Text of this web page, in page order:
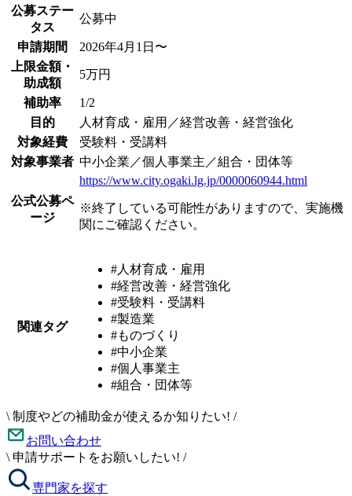
公募ステー
タス
公募中
申請期間
2026年4月1日〜
上限金額・
助成額
5万円
補助率
1/2
目的
人材育成・雇用／経営改善・経営強化
対象経費
受験料・受講料
対象事業者 中小企業／個人事業主／組合・団体等
公式公募ペ
ージ
https://www.city.ogaki.lg.jp/0000060944.html
※終了している可能性がありますので、実施機
関にご確認ください。
関連タグ
#人材育成・雇用
#経営改善・経営強化
#受験料・受講料
#製造業
#ものづくり
#中小企業
#個人事業主
#組合・団体等
\ 制度やどの補助金が使えるか知りたい! /
お問い合わせ
\ 申請サポートをお願いしたい! /
専門家を探す